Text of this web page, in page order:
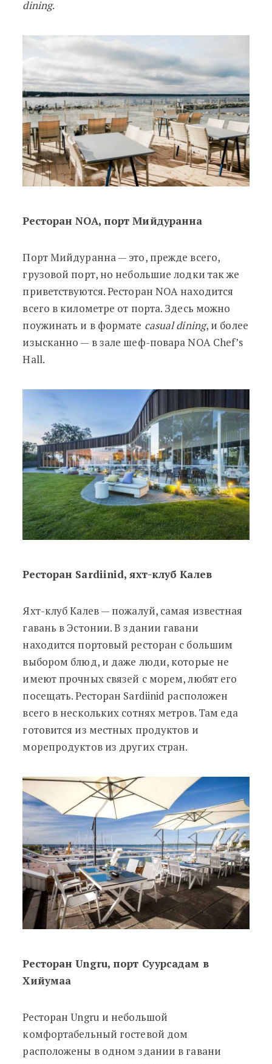
dining.
Ресторан NOA, порт Мийдуранна
Порт Мийдуранна — это, прежде всего,
грузовой порт, но небольшие лодки так же
приветствуются. Ресторан NOA находится
всего в километре от порта. Здесь можно
поужинать и в формате casual dining, и более
изысканно — в зале шеф-повара NOA Chef’s
Hall.
Ресторан Sardiinid, яхт-клуб Калев
Яхт-клуб Калев — пожалуй, самая известная
гавань в Эстонии. В здании гавани
находится портовый ресторан с большим
выбором блюд, и даже люди, которые не
имеют прочных связей с морем, любят его
посещать. Ресторан Sardiinid расположен
всего в нескольких сотнях метров. Там еда
готовится из местных продуктов и
морепродуктов из других стран.
Ресторан Ungru, порт Суурсадам в
Хийумаа
Ресторан Ungru и небольшой
комфортабельный гостевой дом
расположены в одном здании в гавани